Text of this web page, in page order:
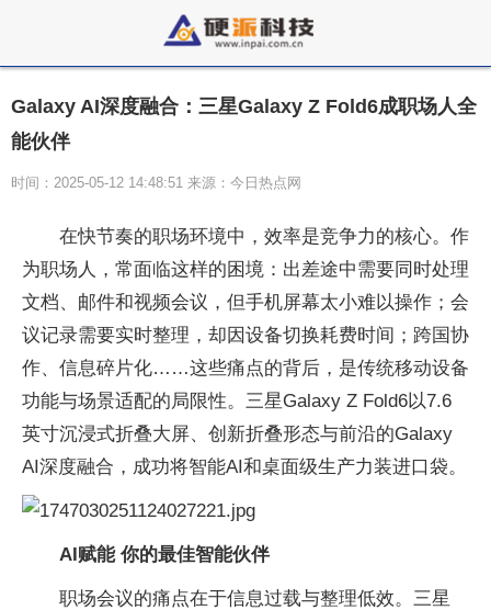
Galaxy AI深度融合：三星Galaxy Z Fold6成职场人全
能伙伴
时间：2025-05-12 14:48:51 来源：今日热点网
在快节奏的职场环境中，效率是竞争力的核心。作
为职场人，常面临这样的困境：出差途中需要同时处理
文档、邮件和视频会议，但手机屏幕太小难以操作；会
议记录需要实时整理，却因设备切换耗费时间；跨国协
作、信息碎片化……这些痛点的背后，是传统移动设备
功能与场景适配的局限性。三星Galaxy Z Fold6以7.6
英寸沉浸式折叠大屏、创新折叠形态与前沿的Galaxy
AI深度融合，成功将智能AI和桌面级生产力装进口袋。
AI赋能 你的最佳智能伙伴
职场会议的痛点在于信息过载与整理低效。三星